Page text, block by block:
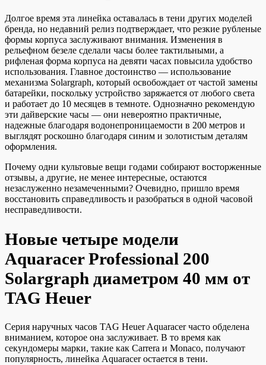
Долгое время эта линейка оставалась в тени других моделей
бренда, но недавний релиз подтверждает, что резкие рубленые
формы корпуса заслуживают внимания. Изменения в
рельефном безеле сделали часы более тактильными, а
рифленая форма корпуса на девяти часах повысила удобство
использования. Главное достоинство — использование
механизма Solargraph, который освобождает от частой замены
батарейки, поскольку устройство заряжается от любого света
и работает до 10 месяцев в темноте. Однозначно рекомендую
эти дайверские часы — они невероятно практичные,
надежные благодаря водонепроницаемости в 200 метров и
выглядят роскошно благодаря синим и золотистым деталям
оформления.
Почему одни культовые вещи годами собирают восторженные
отзывы, а другие, не менее интересные, остаются
незаслуженно незамеченными? Очевидно, пришло время
восстановить справедливость и разобраться в одной часовой
несправедливости.
Новые четыре модели
Aquaracer Professional 200
Solargraph диаметром 40 мм от
TAG Heuer
Серия наручных часов TAG Heuer Aquaracer часто обделена
вниманием, которое она заслуживает. В то время как
секундомеры марки, такие как Carrera и Monaco, получают
популярность, линейка Aquaracer остается в тени.